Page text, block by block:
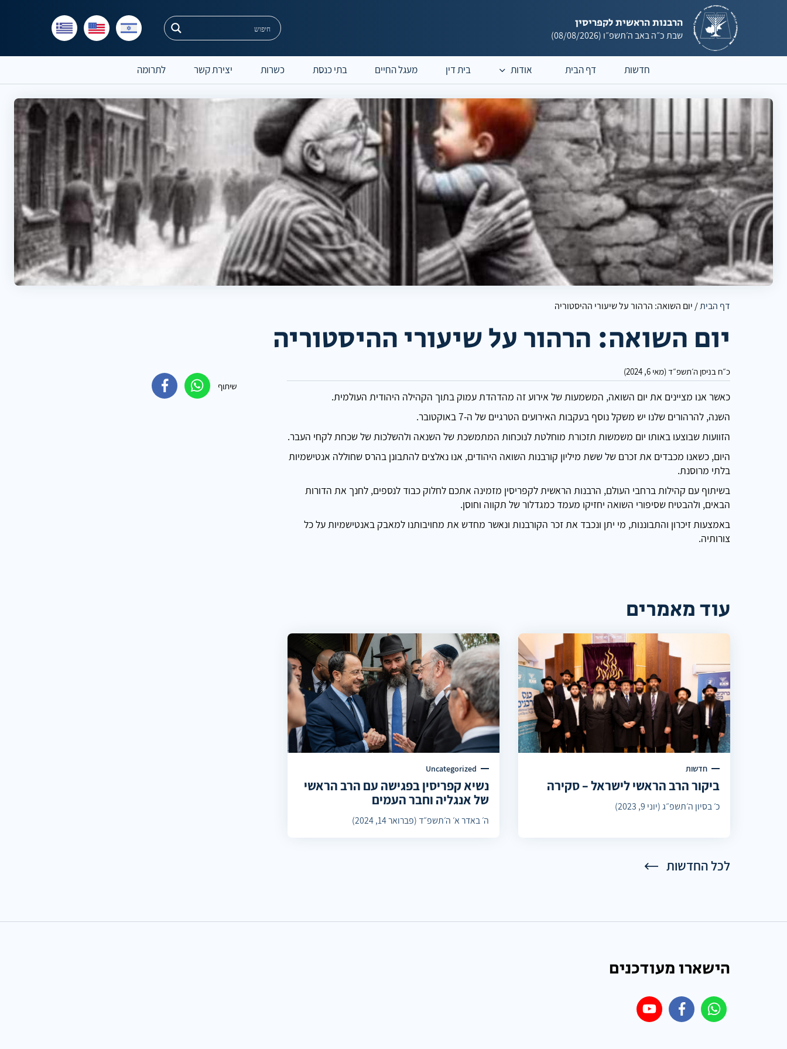
הרבנות הראשית לקפריסין
שבתכ״ה באב ה׳תשפ״ו (08/08/2026)
חדשות דף הבית אודות בית דין מעגל החיים בתי כנסת כשרות יצירת קשר לתרומה
דף הבית/ יום השואה: הרהור על שיעורי ההיסטוריה
יום השואה: הרהור על שיעורי ההיסטוריה
כ״ח בניסן ה׳תשפ״ד (מאי 6, 2024)
כאשר אנו מציינים את יום השואה, המשמעות של אירוע זה מהדהדת עמוק בתוך הקהילה היהודית העולמית.
השנה, להרהורים שלנו יש משקל נוסף בעקבות האירועים הטרגיים של ה-7 באוקטובר.
הזוועות שבוצעו באותו יום משמשות תזכורת מוחלטת לנוכחות המתמשכת של השנאה ולהשלכות של שכחת לקחי העבר.
היום, כשאנו מכבדים את זכרם של ששת מיליון קורבנות השואה היהודים, אנו נאלצים להתבונן בהרס שחוללה אנטישמיות
בלתי מרוסנת.
בשיתוף עם קהילות ברחבי העולם, הרבנות הראשית לקפריסין מזמינה אתכם לחלוק כבוד לנספים, לחנך את הדורות
הבאים, ולהבטיח שסיפורי השואה יחזיקו מעמד כמגדלור של תקווה וחוסן.
באמצעות זיכרון והתבוננות, מי יתן ונכבד את זכר הקורבנות ונאשר מחדש את מחויבותנו למאבק באנטישמיות על כל
צורותיה.
שיתוף
עוד מאמרים
חדשות
ביקור הרב הראשי לישראל – סקירה
כ׳ בסיון ה׳תשפ״ג (יוני 9, 2023)
Uncategorized
נשיא קפריסין בפגישה עם הרב הראשי
של אנגליה וחבר העמים
ה׳ באדר א׳ ה׳תשפ״ד (פברואר 14, 2024)
לכל החדשות
הישארו מעודכנים